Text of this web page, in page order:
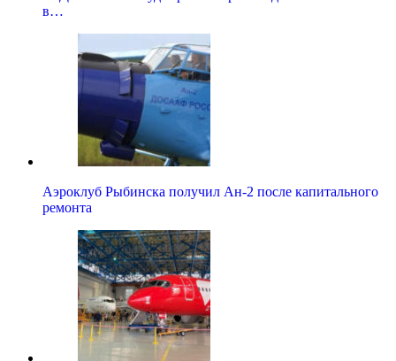
в…
Аэроклуб Рыбинска получил Ан-2 после капитального
ремонта